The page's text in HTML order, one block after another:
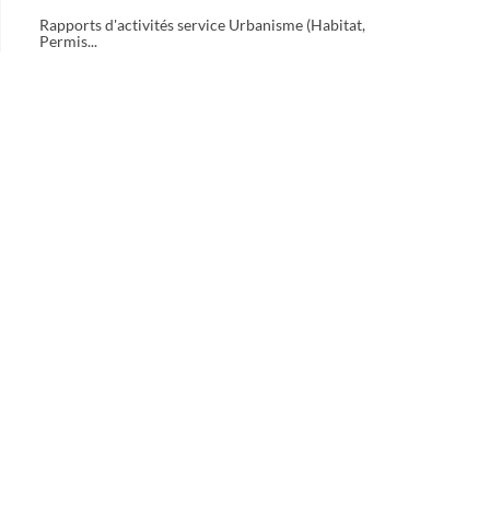
Rapports d'activités service Urbanisme (Habitat,
Permis...